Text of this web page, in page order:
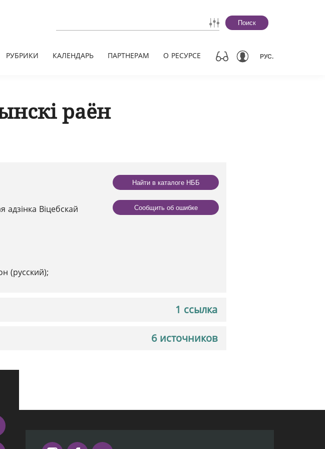
Поиск
РУБРИКИ КАЛЕНДАРЬ ПАРТНЕРАМ О РЕСУРСЕ РУС.
раён
адзінка Віцебскай
(русский);
Найти в каталоге НББ
Сообщить об ошибке
1 ссылка
6 источников